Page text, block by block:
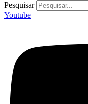
Pesquisar
Youtube